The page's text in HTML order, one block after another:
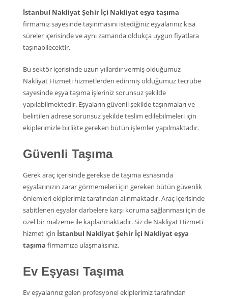
İstanbul Nakliyat Şehir İçi Nakliyat eşya taşıma
firmamız sayesinde taşınmasını istediğiniz eşyalarınız kısa
süreler içerisinde ve aynı zamanda oldukça uygun fiyatlara
taşınabilecektir.
Bu sektör içerisinde uzun yıllardır vermiş olduğumuz
Nakliyat Hizmeti hizmetlerden edinmiş olduğumuz tecrübe
sayesinde eşya taşıma işleriniz sorunsuz şekilde
yapılabilmektedir. Eşyaların güvenli şekilde taşınmaları ve
belirtilen adrese sorunsuz şekilde teslim edilebilmeleri için
ekiplerimizle birlikte gereken bütün işlemler yapılmaktadır.
Güvenli Taşıma
Gerek araç içerisinde gerekse de taşıma esnasında
eşyalarınızın zarar görmemeleri için gereken bütün güvenlik
önlemleri ekiplerimiz tarafından alınmaktadır. Araç içerisinde
sabitlenen eşyalar darbelere karşı koruma sağlanması için de
özel bir malzeme ile kaplanmaktadır. Siz de Nakliyat Hizmeti
hizmet için İstanbul Nakliyat Şehir İçi Nakliyat eşya
taşıma firmamıza ulaşmalısınız.
Ev Eşyası Taşıma
Ev eşyalarınız gelen profesyonel ekiplerimiz tarafından